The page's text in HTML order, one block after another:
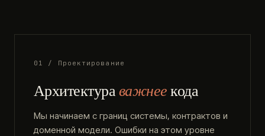
01 / Проектирование
Архитектураважнеекода
Мы начинаем с границ системы, контрактов и
доменной модели. Ошибки на этом уровне